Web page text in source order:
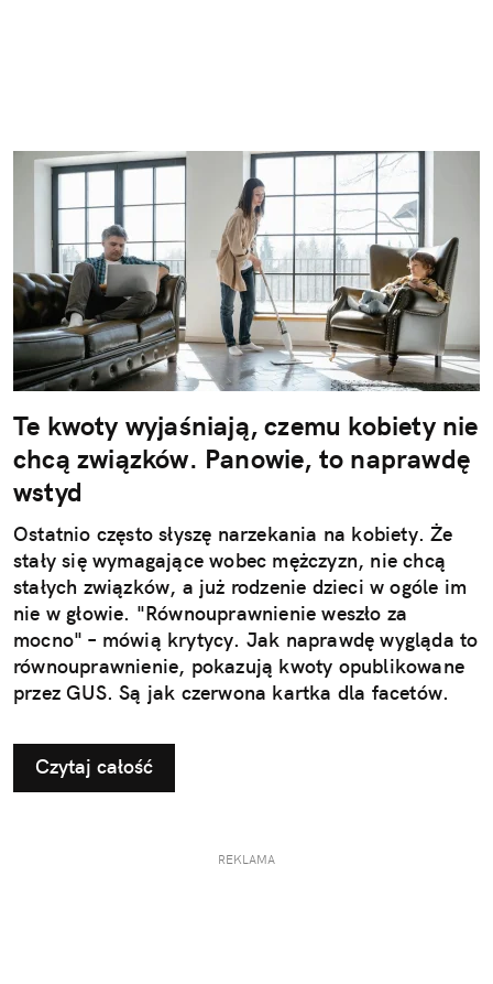
Te kwoty wyjaśniają, czemu kobiety nie
chcą związków. Panowie, to naprawdę
wstyd
Ostatnio często słyszę narzekania na kobiety. Że
stały się wymagające wobec mężczyzn, nie chcą
stałych związków, a już rodzenie dzieci w ogóle im
nie w głowie. "Równouprawnienie weszło za
mocno" – mówią krytycy. Jak naprawdę wygląda to
równouprawnienie, pokazują kwoty opublikowane
przez GUS. Są jak czerwona kartka dla facetów.
Czytaj całość
REKLAMA